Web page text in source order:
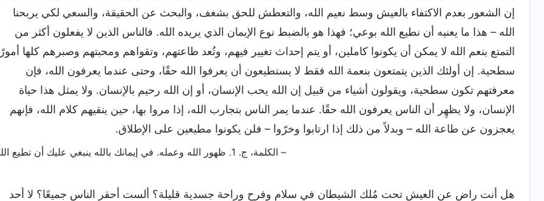
إن الشعور بعدم الاكتفاء بالعيش وسط نعيم الله، والتعطش للحق بشغف، والبحث عن الحقيقة، والسعي لكي يربحنا
الله – هذا ما يعنيه أن نطيع الله بوعي؛ فهذا هو بالضبط نوع الإيمان الذي يريده الله. فالناس الذين لا يفعلون أكثر من
التمتع بنعم الله لا يمكن أن يكونوا كاملين، أو يتم إحداث تغيير فيهم، وتُعد طاعتهم، وتقواهم ومحبتهم وصبرهم كلها
سطحية. إن أولئك الذين يتمتعون بنعمة الله فقط لا يستطيعون أن يعرفوا الله حقًا، وحتى عندما يعرفون الله، فإن
معرفتهم تكون سطحية، ويقولون أشياء من قبيل إن الله يحب الإنسان، أو إن الله رحيم بالإنسان. ولا يمثل هذا حياة
الإنسان، ولا يظهِر أن الناس يعرفون الله حقًا. عندما يمر الناس بتجارب الله، إذا مروا بها، حين ينقيهم كلام الله، فإنهم
يعجزون عن طاعة الله – وبدلاً من ذلك إذا ارتابوا وخرّوا – فلن يكونوا مطيعين على الإطلاق.
– الكلمة، ج. 1. ظهور الله وعمله. في إيمانك بالله ينبغي عليك أن تطيع الله
هل أنت راضٍ عن العيش تحت مُلك الشيطان في سلام وفرح وراحة جسدية قليلة؟ ألست أحقر الناس جميعًا؟ لا أحد